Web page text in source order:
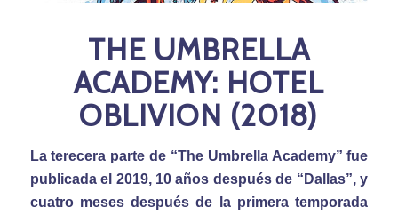
THE UMBRELLA
ACADEMY: HOTEL
OBLIVION (2018)
La terecera parte de “The Umbrella Academy” fue
publicada el 2019, 10 años después de “Dallas”, y
cuatro meses después de la primera temporada